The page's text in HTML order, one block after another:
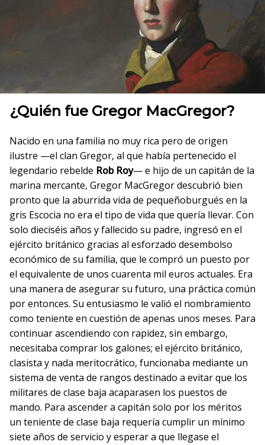
¿Quién fue Gregor MacGregor?
Nacido en una familia no muy rica pero de origen
ilustre —el clan Gregor, al que había pertenecido el
legendario rebelde Rob Roy— e hijo de un capitán de la
marina mercante, Gregor MacGregor descubrió bien
pronto que la aburrida vida de pequeñoburgués en la
gris Escocia no era el tipo de vida que quería llevar. Con
solo dieciséis años y fallecido su padre, ingresó en el
ejército británico gracias al esforzado desembolso
económico de su familia, que le compró un puesto por
el equivalente de unos cuarenta mil euros actuales. Era
una manera de asegurar su futuro, una práctica común
por entonces. Su entusiasmo le valió el nombramiento
como teniente en cuestión de apenas unos meses. Para
continuar ascendiendo con rapidez, sin embargo,
necesitaba comprar los galones; el ejército británico,
clasista y nada meritocrático, funcionaba mediante un
sistema de venta de rangos destinado a evitar que los
militares de clase baja acaparasen los puestos de
mando. Para ascender a capitán solo por los méritos
un teniente de clase baja requería cumplir un mínimo
siete años de servicio y esperar a que llegase el